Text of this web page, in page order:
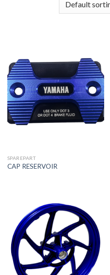
SPAREPART
CAP RESERVOIR